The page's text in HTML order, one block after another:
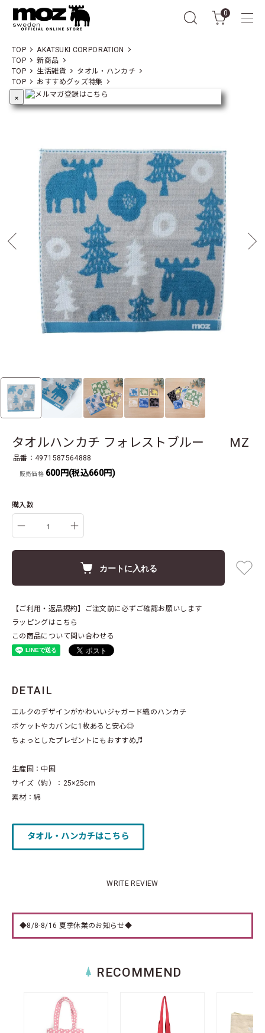
0
TOP
AKATSUKI CORPORATION
TOP
新商品
TOP
生活雑貨
タオル・ハンカチ
TOP
おすすめグッズ特集
タオルハンカチ フォレストブルー MZ
品番：4971587564888
販売価格 600円(税込660円)
購入数
カートに入れる
【ご利用・返品規約】ご注文前に必ずご確認お願いします
ラッピングはこちら
この商品について問い合わせる
DETAIL
エルクのデザインがかわいいジャガード織のハンカチ
ポケットやカバンに1枚あると安心◎
ちょっとしたプレゼントにもおすすめ♬
生産国：中国
サイズ（約）：25×25cm
素材：綿
タオル・ハンカチはこちら
WRITE REVIEW
◆8/8-8/16 夏季休業のお知らせ◆
RECOMMEND
×